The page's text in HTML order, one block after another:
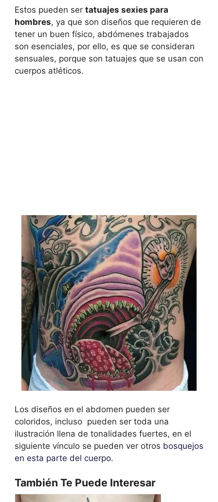
Estos pueden ser tatuajes sexies para
hombres, ya que son diseños que requieren de
tener un buen físico, abdómenes trabajados
son esenciales, por ello, es que se consideran
sensuales, porque son tatuajes que se usan con
cuerpos atléticos.
Los diseños en el abdomen pueden ser
coloridos, incluso pueden ser toda una
ilustración llena de tonalidades fuertes, en el
siguiente vínculo se pueden ver otros bosquejos
en esta parte del cuerpo.
También Te Puede Interesar